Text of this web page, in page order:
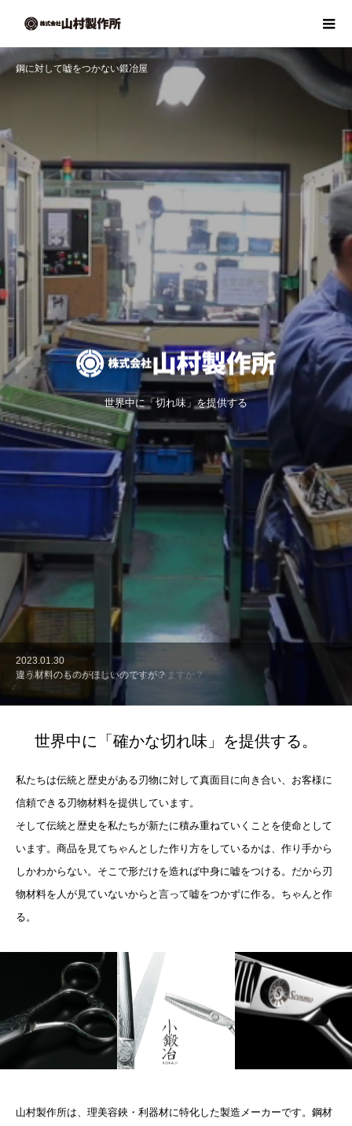
鋼に対して嘘をつかない鍛冶屋
世界中に「切れ味」を提供する
2023.01.30
貿易取引の基本条件はどうなっていますか？
2023.01.30
違う材料のものがほしいのですが？
2023.01.30
材料単価には部品もすべて含まれているのですか？
2023.01.30
山村で鍛造するとどのように組織が変わるのですか、圧延鉄板と比べてどう
でしょうか？
2023.01.30
ロストワックスと鍛造はどのような違いがありますか？
世界中に「確かな切れ味」を提供する。
私たちは伝統と歴史がある刃物に対して真面目に向き合い、お客様に
信頼できる刃物材料を提供しています。
そして伝統と歴史を私たちが新たに積み重ねていくことを使命として
います。商品を見てちゃんとした作り方をしているかは、作り手から
しかわからない。そこで形だけを造れば中身に嘘をつける。だから刃
物材料を人が見ていないからと言って嘘をつかずに作る。ちゃんと作
る。
山村製作所は、理美容鋏・利器材に特化した製造メーカーです。鋼材